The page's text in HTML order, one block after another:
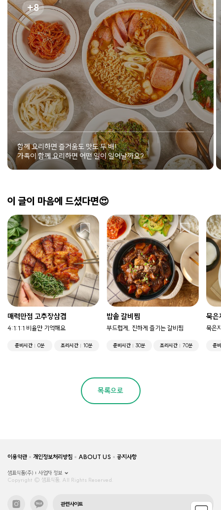
8
함께 요리하면 즐거움도 맛도 두 배!
가족이 함께 요리하면 어떤 일이 일어날까요?
이 글이 마음에 드셨다면😍
매력만점 고추장삼겹
4:1:1:1 비율만 기억해요
준비시간 0분 조리시간 10분
밥솥 갈비찜
부드럽게, 진하게 즐기는 갈비찜
준비시간 30분 조리시간 70분
묵은
묵은
준
목록으로
이용약관 개인정보처리방침 ABOUT US 공지사항
샘표식품(주)
사업자 정보
Copyright © 샘표식품, All Rights Reserved.
관련사이트